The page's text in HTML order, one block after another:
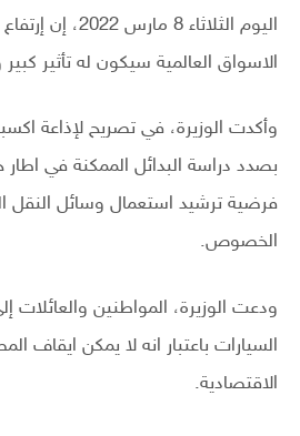
اليوم الثلاثاء 8
الاسواق العالمية سيكون له تأثير كبير
وأكدت الوزيرة، في تصريح لإذاعة
بصدد دراسة البدائل الممكنة في
فرضية ترشيد استعمال وسائل النقل
الخصوص.
ودعت الوزيرة، المواطنين والعائلات
السيارات باعتبار انه لا يمكن ايقاف
الاقتصادية.